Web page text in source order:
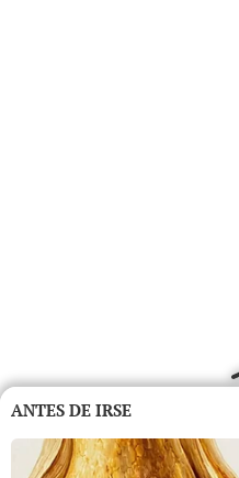
ANTES DE IRSE